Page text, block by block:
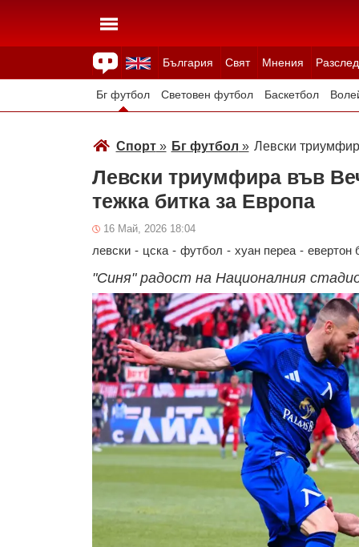
България Свят Мнения
Здраве Времето Анкети Вицове Куизове
Бг футбол Световен футбол Баскетбол
Спорт» Бг футбол » Левски
Левски триумфира във
тежка битка за Европа
16 Май, 2026 18:04
левски - цска - футбол - хуан переа - евертон
"Синя" радост на Националния